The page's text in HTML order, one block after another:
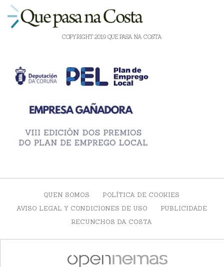
COPYRIGHT 2019 QUE PASA NA COSTA
QUEN SOMOS
POLÍTICA DE COOKIES
AVISO LEGAL Y CONDICIONES DE USO
PUBLICIDADE
RECUNCHOS DA COSTA